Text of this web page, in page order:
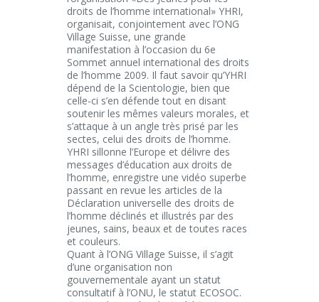
droits de l’homme international» YHRI,
organisait, conjointement avec l’ONG
Village Suisse, une grande
manifestation à l’occasion du 6e
Sommet annuel international des droits
de l’homme 2009. Il faut savoir qu’YHRI
dépend de la Scientologie, bien que
celle-ci s’en défende tout en disant
soutenir les mêmes valeurs morales, et
s’attaque à un angle très prisé par les
sectes, celui des droits de l’homme.
YHRI sillonne l’Europe et délivre des
messages d’éducation aux droits de
l’homme, enregistre une vidéo superbe
passant en revue les articles de la
Déclaration universelle des droits de
l’homme déclinés et illustrés par des
jeunes, sains, beaux et de toutes races
et couleurs.
Quant à l’ONG Village Suisse, il s’agit
d’une organisation non
gouvernementale ayant un statut
consultatif à l’ONU, le statut ECOSOC.